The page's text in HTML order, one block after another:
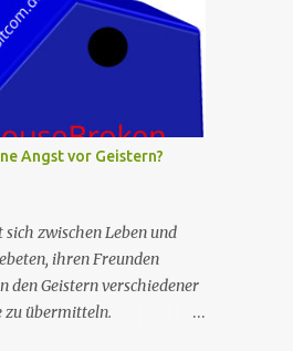
für das Fest backt,
ist das Herzstück des
Ham, die neue Cake
um den Tag zu retten. Er
Familie geheim, die
das Fest ohne den Kuchen
fühlt sich Ham zu sehr
und kann nicht backen.
und sie backen
Kuchen. Die beiden
Geschwister näher als je
versucht Wolf,
Angst vor Geistern?
zwischen Leben und
ihren Freunden
den Geistern verschiedener
zu übermitteln.